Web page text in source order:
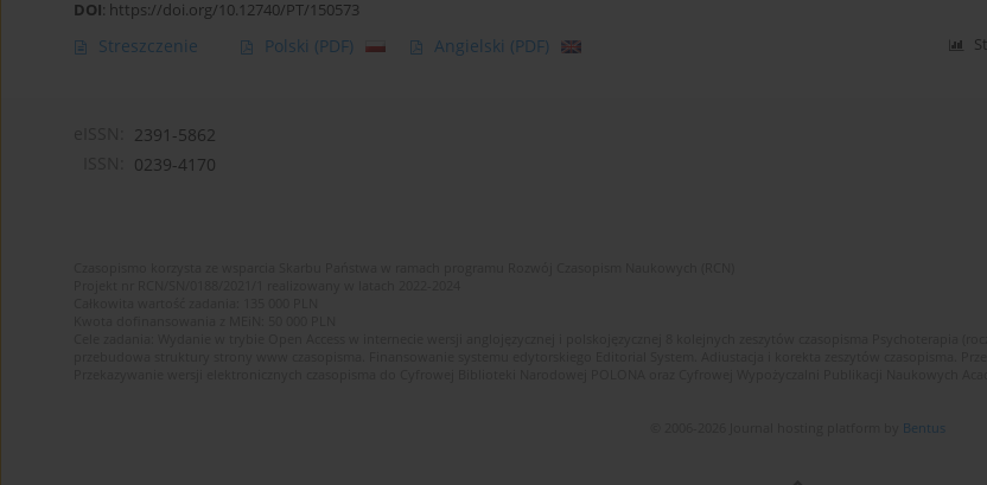
DOI: https://doi.org/10.12740/PT/150573
Streszczenie Polski (PDF) Angielski (PDF)
2391-5862
0239-4170
Bentus